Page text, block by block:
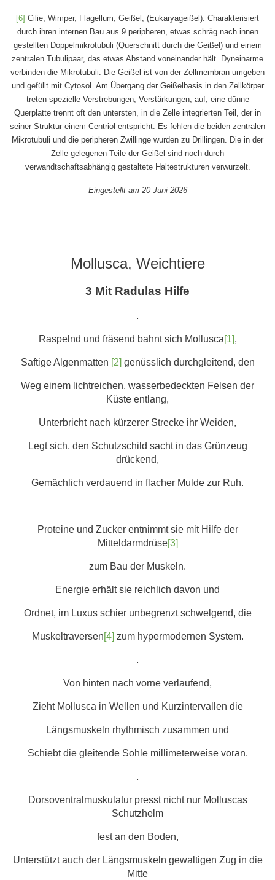
[6] Cilie, Wimper, Flagellum, Geißel, (Eukaryageißel): Charakterisiert
durch ihren internen Bau aus 9 peripheren, etwas schräg nach innen
gestellten Doppelmikrotubuli (Querschnitt durch die Geißel) und einem
zentralen Tubulipaar, das etwas Abstand voneinander hält. Dyneinarme
verbinden die Mikrotubuli. Die Geißel ist von der Zellmembran umgeben
und gefüllt mit Cytosol. Am Übergang der Geißelbasis in den Zellkörper
treten spezielle Verstrebungen, Verstärkungen, auf; eine dünne
Querplatte trennt oft den untersten, in die Zelle integrierten Teil, der in
seiner Struktur einem Centriol entspricht: Es fehlen die beiden zentralen
Mikrotubuli und die peripheren Zwillinge wurden zu Drillingen. Die in der
Zelle gelegenen Teile der Geißel sind noch durch
verwandtschaftsabhängig gestaltete Haltestrukturen verwurzelt.
Eingestellt am 20 Juni 2026
Mollusca, Weichtiere
3 Mit Radulas Hilfe
Raspelnd und fräsend bahnt sich Mollusca[1],
Saftige Algenmatten [2] genüsslich durchgleitend, den
Weg einem lichtreichen, wasserbedeckten Felsen der
Küste entlang,
Unterbricht nach kürzerer Strecke ihr Weiden,
Legt sich, den Schutzschild sacht in das Grünzeug
drückend,
Gemächlich verdauend in flacher Mulde zur Ruh.
Proteine und Zucker entnimmt sie mit Hilfe der
Mitteldarmdrüse[3]
zum Bau der Muskeln.
Energie erhält sie reichlich davon und
Ordnet, im Luxus schier unbegrenzt schwelgend, die
Muskeltraversen[4] zum hypermodernen System.
Von hinten nach vorne verlaufend,
Zieht Mollusca in Wellen und Kurzintervallen die
Längsmuskeln rhythmisch zusammen und
Schiebt die gleitende Sohle millimeterweise voran.
Dorsoventralmuskulatur presst nicht nur Molluscas
Schutzhelm
fest an den Boden,
Unterstützt auch der Längsmuskeln gewaltigen Zug in die
Mitte